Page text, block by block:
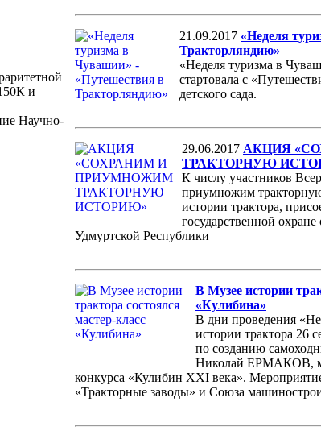
и
Научно-
21.09.2017 «Неделя
Тракторляндию»
«Неделя туризма в
стартовала с
детского сада.
29.06.2017 АКЦИЯ
ТРАКТОРНУЮ
К числу участников
приумножим
истории трактора,
государственной охране
Удмуртской Республики
В Музее истории
«Кулибина»
В дни проведения
истории трактора 26
по созданию
Николай ЕРМАКОВ,
конкурса «Кулибин XXI века».
«Тракторные заводы» и Союза